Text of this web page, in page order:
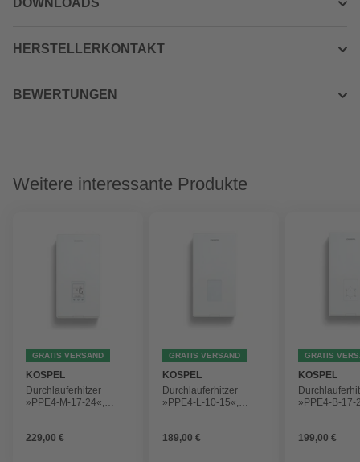
DOWNLOADS
HERSTELLERKONTAKT
BEWERTUNGEN
Weitere interessante Produkte
GRATIS VERSAND
KOSPEL
Durchlauferhitzer
»PPE4-M-17-24«,
229,00 €
GRATIS VERSAND
KOSPEL
Durchlauferhitzer
»PPE4-L-10-15«,
189,00 €
GRATIS
KOSPEL
»PPE4-B-17-
199,00 €